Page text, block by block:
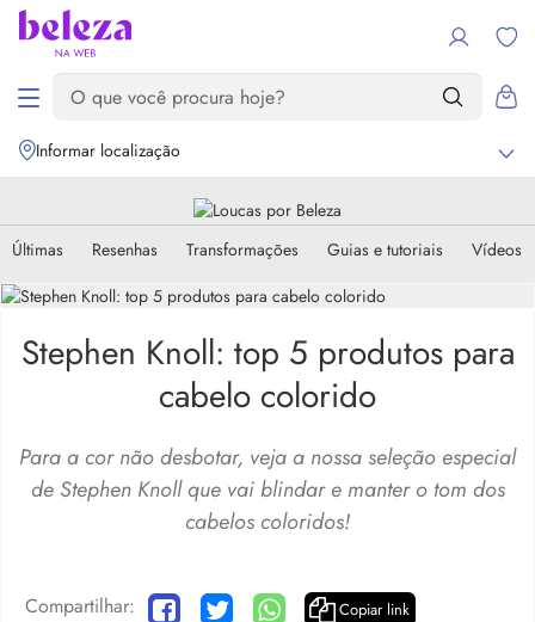
Informar localização
Últimas Resenhas Transformações Guias e tutoriais Vídeos
Stephen Knoll: top 5 produtos para
cabelo colorido
Para a cor não desbotar, veja a nossa seleção especial
de Stephen Knoll que vai blindar e manter o tom dos
cabelos coloridos!
Compartilhar: Copiar link